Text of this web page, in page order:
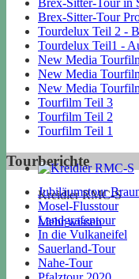
Kreidler RMC-S
Mehr wissen
Brex-Sitter-Tour
Tourdelux Teil 2 -
Tourdelux Teil1 -
New Media
New Media
New Media
Tourfilm Teil 3
Tourfilm Teil 2
Tourfilm Teil 1
Tourberichte
Jubiläumstour
Mosel-Flusstour
Landgrafentour
In die Vulkaneifel
Sauerland-Tour
Nahe-Tour